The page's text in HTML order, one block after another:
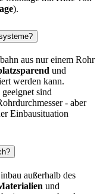
).
aus nur einem Rohr
und
werden kann.
geeignet sind
- aber
Einbausituation
außerhalb des
und